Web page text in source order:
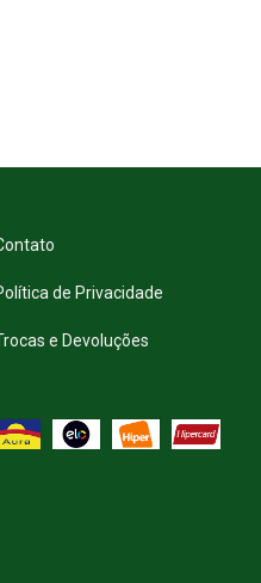
de Privacidade
e Devoluções